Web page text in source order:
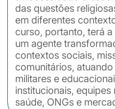
das questões
em diferentes
curso, portanto, terá
um agente
contextos sociais,
comunitários,
militares e
institucionais,
saúde, ONGs e